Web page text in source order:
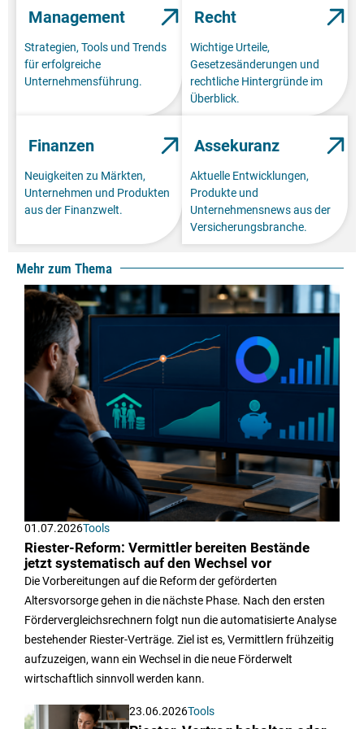
Management
Strategien, Tools und Trends
für erfolgreiche
Unternehmensführung.
Recht
Wichtige Urteile,
Gesetzesänderungen und
rechtliche Hintergründe im
Überblick.
Finanzen
Neuigkeiten zu Märkten,
Unternehmen und Produkten
aus der Finanzwelt.
Assekuranz
Aktuelle Entwicklungen,
Produkte und
Unternehmensnews aus der
Versicherungsbranche.
Mehr zum Thema
01.07.2026Tools
Riester-Reform: Vermittler bereiten Bestände
jetzt systematisch auf den Wechsel vor
Die Vorbereitungen auf die Reform der geförderten
Altersvorsorge gehen in die nächste Phase. Nach den ersten
Fördervergleichsrechnern folgt nun die automatisierte Analyse
bestehender Riester-Verträge. Ziel ist es, Vermittlern frühzeitig
aufzuzeigen, wann ein Wechsel in die neue Förderwelt
wirtschaftlich sinnvoll werden kann.
23.06.2026Tools